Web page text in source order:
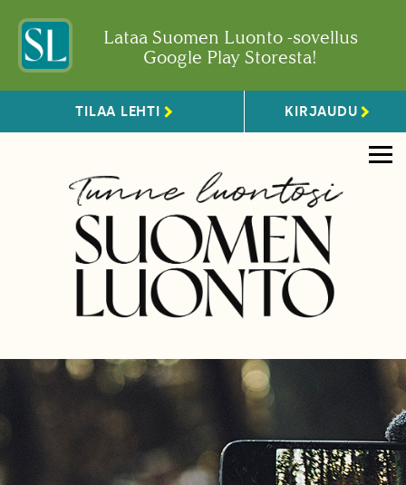
Lataa Suomen Luonto -sovellus
Google Play Storesta!
TILAA LEHTI KIRJAUDU